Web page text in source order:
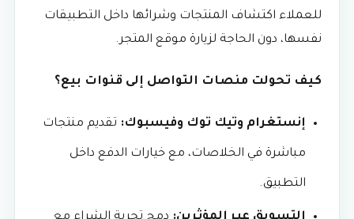
للعملاء اكتشاف المنتجات وشرائها داخل التطبيقات
نفسها، دون الحاجة لزيارة موقع المتجر.
كيف تحولت منصات التواصل إلى قنوات بيع؟
إنستغرام وتيك توك وفيسبوك: تقديم منتجات
مباشرة في الخلاصات، مع خيارات الدفع داخل
التطبيق.